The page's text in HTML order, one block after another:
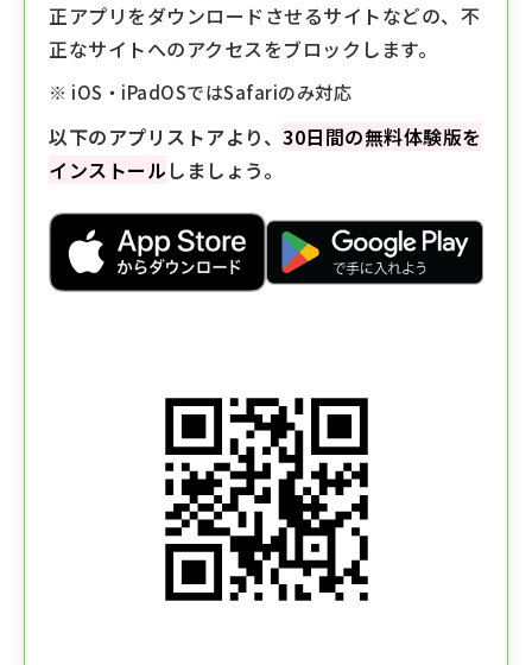
正アプリをダウンロードさせるサイトなどの、不
正なサイトへのアクセスをブロックします。
※ iOS・iPadOSではSafariのみ対応
以下のアプリストアより、 30日間の無料体験版を
インストール しましょう。